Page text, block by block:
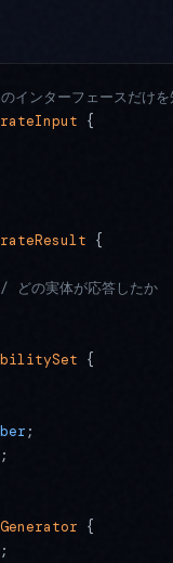
ターフェースだけを
{
{
どの実体が応答したか
{
;
;
{
;